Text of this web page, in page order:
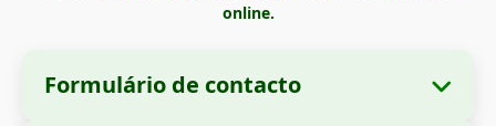
online.
Formulário de contacto